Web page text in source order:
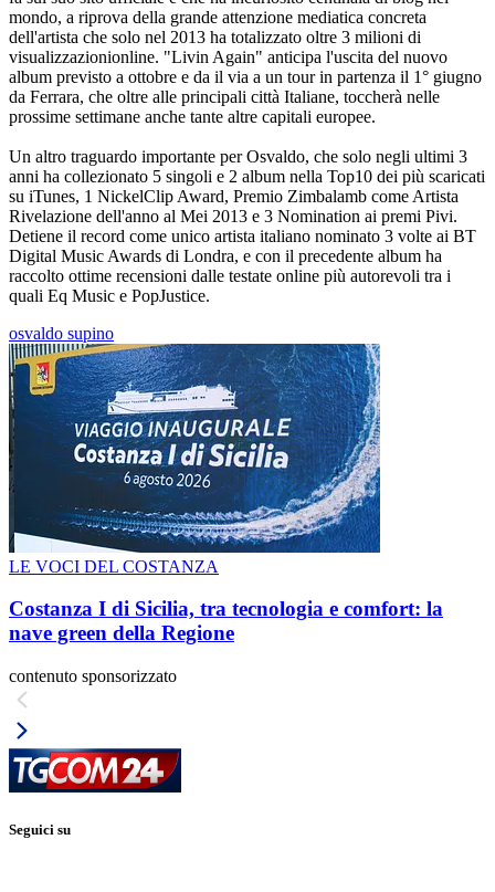
mondo, a riprova della grande attenzione mediatica concreta
dell'artista che solo nel 2013 ha totalizzato oltre 3 milioni di
visualizzazionionline. "Livin Again" anticipa l'uscita del nuovo
album previsto a ottobre e da il via a un tour in partenza il 1° giugno
da Ferrara, che oltre alle principali città Italiane, toccherà nelle
prossime settimane anche tante altre capitali europee.
Un altro traguardo importante per Osvaldo, che solo negli ultimi 3
anni ha collezionato 5 singoli e 2 album nella Top10 dei più scaricati
su iTunes, 1 NickelClip Award, Premio Zimbalamb come Artista
Rivelazione dell'anno al Mei 2013 e 3 Nomination ai premi Pivi.
Detiene il record come unico artista italiano nominato 3 volte ai BT
Digital Music Awards di Londra, e con il precedente album ha
raccolto ottime recensioni dalle testate online più autorevoli tra i
quali Eq Music e PopJustice.
osvaldo supino
LE VOCI DEL COSTANZA
Costanza I di Sicilia, tra tecnologia e comfort: la
nave green della Regione
contenuto sponsorizzato
Seguici su